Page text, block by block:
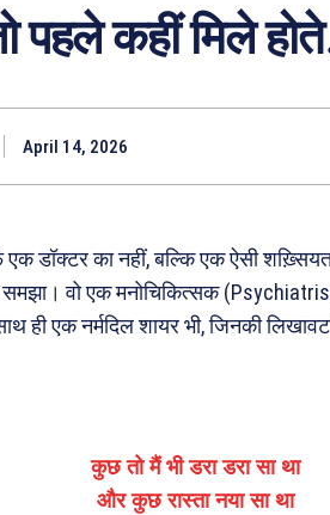
पहले कहीं मिले
April 14, 2026
डॉक्टर का नहीं, बल्कि एक ऐसी
वो एक मनोचिकित्सक
ही एक नर्मदिल शायर भी, जिनकी
कुछ तो मैं भी डरा डरा सा था
और कुछ रास्ता नया सा था